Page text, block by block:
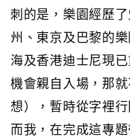
刺的是，樂園經歷
州、東京及巴黎的
海及香港迪士尼現
機會親自入場，那
想），暫時從字裡
而我，在完成這專